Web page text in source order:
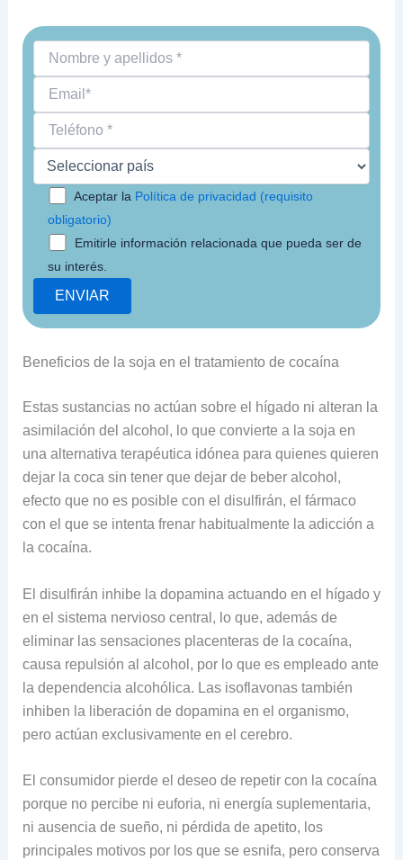
Aceptar la Política de privacidad (requisito
obligatorio)
Emitirle información relacionada que pueda ser de
su interés.
Beneficios de la soja en el tratamiento de cocaína
Estas sustancias no actúan sobre el hígado ni alteran la
asimilación del alcohol, lo que convierte a la soja en
una alternativa terapéutica idónea para quienes quieren
dejar la coca sin tener que dejar de beber alcohol,
efecto que no es posible con el disulfirán, el fármaco
con el que se intenta frenar habitualmente la adicción a
la cocaína.
El disulfirán inhibe la dopamina actuando en el hígado y
en el sistema nervioso central, lo que, además de
eliminar las sensaciones placenteras de la cocaína,
causa repulsión al alcohol, por lo que es empleado ante
la dependencia alcohólica. Las isoflavonas también
inhiben la liberación de dopamina en el organismo,
pero actúan exclusivamente en el cerebro.
El consumidor pierde el deseo de repetir con la cocaína
porque no percibe ni euforia, ni energía suplementaria,
ni ausencia de sueño, ni pérdida de apetito, los
principales motivos por los que se esnifa, pero conserva